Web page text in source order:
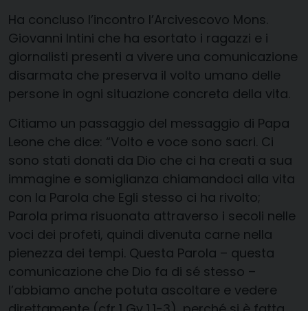
Ha concluso l’incontro l’Arcivescovo Mons.
Giovanni Intini che ha esortato i ragazzi e i
giornalisti presenti a vivere una comunicazione
disarmata che preserva il volto umano delle
persone in ogni situazione concreta della vita.
Citiamo un passaggio del messaggio di Papa
Leone che dice: “Volto e voce sono sacri. Ci
sono stati donati da Dio che ci ha creati a sua
immagine e somiglianza chiamandoci alla vita
con la Parola che Egli stesso ci ha rivolto;
Parola prima risuonata attraverso i secoli nelle
voci dei profeti, quindi divenuta carne nella
pienezza dei tempi. Questa Parola – questa
comunicazione che Dio fa di sé stesso –
l’abbiamo anche potuta ascoltare e vedere